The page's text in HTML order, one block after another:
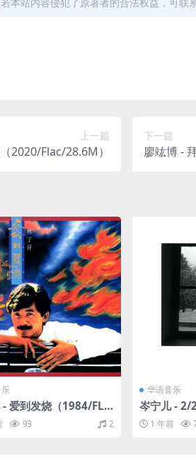
上一篇
2020/Flac/28.6M）
下一篇
廖竑博 -
- 爱到发烧（1984/FLA
）
93 2
华语音乐
岑宁儿 - 2/
分轨/84.2M
1 年前